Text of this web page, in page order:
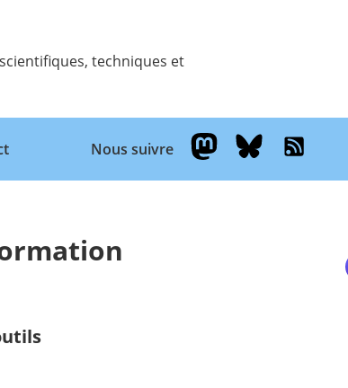
techniques et
Nous suivre